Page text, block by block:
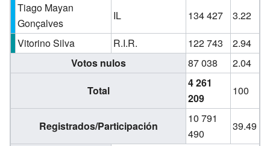
Tiago Mayan
Gonçalves
IL 134 427
3.22
Vitorino Silva
R.I.R. 122 743
2.94
Votos nulos
87 038
2.04
Total
4 261
209
100
Registrados/Participación
10 791
490
39.49